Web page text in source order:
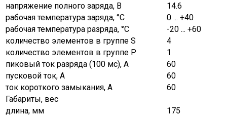
напряжение полного заряда, В
14.6
рабочая температура заряда, °C
0 ... +40
рабочая температура разряда, °C
-20 ... +60
количество элементов в группе S
4
количество элементов в группе Р
1
пиковый ток разряда (100 мс), A
60
пусковой ток, А
60
ток короткого замыкания, А
60
Габариты, вес
длина, мм
175